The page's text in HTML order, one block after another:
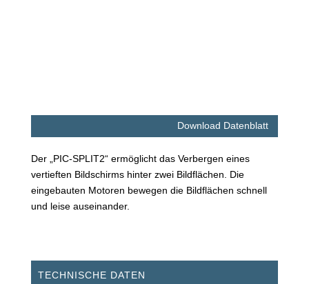
Download Datenblatt
Der „PIC-SPLIT2“ ermöglicht das Verbergen eines
vertieften Bildschirms hinter zwei Bildflächen. Die
eingebauten Motoren bewegen die Bildflächen schnell
und leise auseinander.
TECHNISCHE DATEN